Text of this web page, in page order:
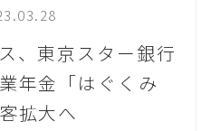
、東京スター銀行
年金「はぐくみ
拡大へ